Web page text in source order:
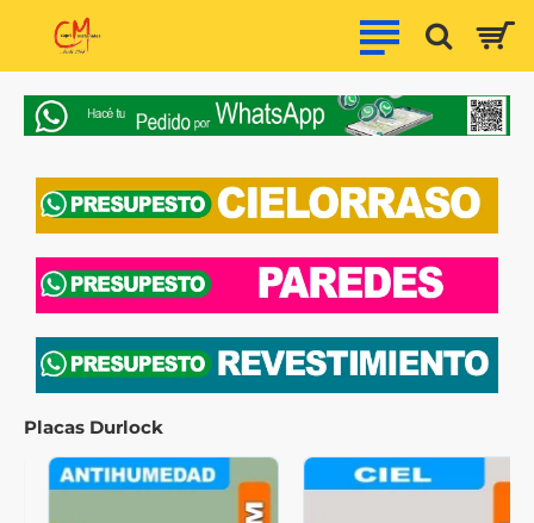
Capri
Materiales
Placas Durlock